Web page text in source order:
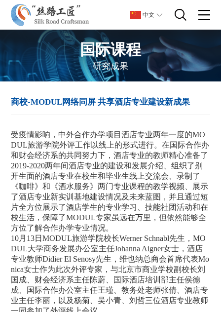
中文
国际课程
研究成果
商校-MODUL网络同屏 共享酒店专业建设新成果
受疫情影响，中外合作办学项目酒店专业两年一度的MO
DUL旅游学院外评工作以线上的形式进行。在国际合作办
和财会经济系的共同努力下，酒店专业的教师精心准备了
2019-2020两年间酒店专业的建设和发展介绍、组织了别
开生面的酒店专业在校生和毕业生线上交流会、录制了
《咖啡》和《酒水服务》两门专业课程的教学视频、展示
了酒店专业新实训基地建设情况及未来蓝图，并且通过短
片全方位展示了酒店学生的专业学习、技能社团活动和在
校生活，保障了MODUL专家虽远在万里，但依然能够全
方位了解合作办学专业情况。
10月13日MODUL旅游学院校长Werner Schnabl先生，MO
DUL大学商务发展办公室主任Johanna Aigner女士，酒店
专业教师Didier El Senosy先生，维也纳总商会首席代表Mo
nica女士作为此次外评专家，与北京市商业学校副校长刘
国成、财会经济系主任陈蔚、国际酒店培训部主任侯德
成、国际合作办公室主任王瑾、教务处老师张倩、酒店专
业主任李丽，以及杨菊、吴小青、刘哲三位酒店专业教师